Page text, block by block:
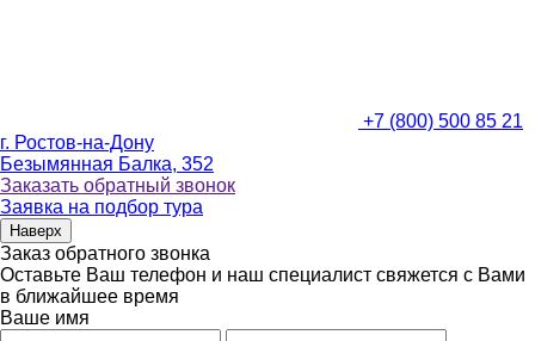
+7 (800) 500 85 21
г. Ростов-на-Дону
Безымянная Балка, 352
Заказать обратный звонок
Заявка на подбор тура
Наверх
Заказ обратного звонка
Оставьте Ваш телефон и наш специалист свяжется с Вами
в ближайшее время
Ваше имя